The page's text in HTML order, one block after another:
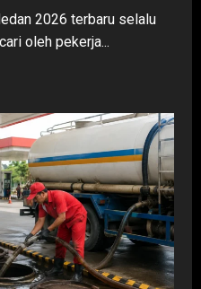
2026 terbaru selalu
oleh pekerja...